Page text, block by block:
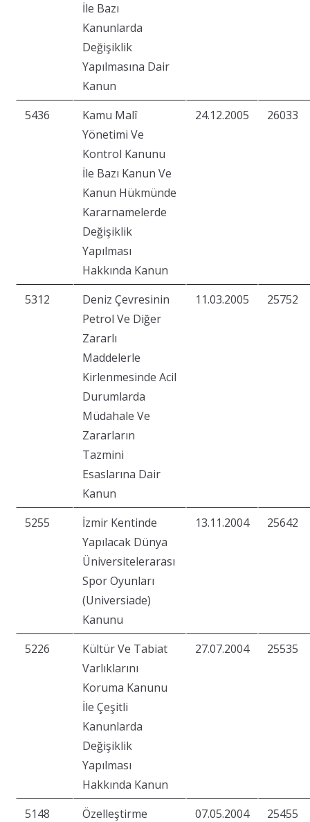
İle Bazı
Kanunlarda
Değişiklik
Yapılmasına Dair
Kanun
5436
Kamu Malî
Yönetimi Ve
Kontrol Kanunu
İle Bazı Kanun Ve
Kanun Hükmünde
Kararnamelerde
Değişiklik
Yapılması
Hakkında Kanun
24.12.2005 26033
5312
Deniz Çevresinin
Petrol Ve Diğer
Zararlı
Maddelerle
Kirlenmesinde Acil
Durumlarda
Müdahale Ve
Zararların
Tazmini
Esaslarına Dair
Kanun
11.03.2005 25752
5255
İzmir Kentinde
Yapılacak Dünya
Üniversitelerarası
Spor Oyunları
(Universiade)
Kanunu
13.11.2004 25642
5226
Kültür Ve Tabiat
Varlıklarını
Koruma Kanunu
İle Çeşitli
Kanunlarda
Değişiklik
Yapılması
Hakkında Kanun
27.07.2004 25535
5148
Özelleştirme
07.05.2004 25455